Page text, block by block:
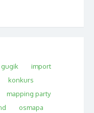
gugik
import
konkurs
mapping party
osmapa